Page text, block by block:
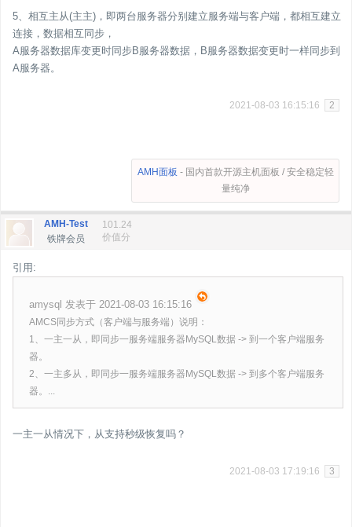
5、相互主从(主主)，即两台服务器分别建立服务端与客户端，都相互建立
连接，数据相互同步，
A服务器数据库变更时同步B服务器数据，B服务器数据变更时一样同步到
A服务器。
2021-08-03 16:15:16 2
AMH面板 - 国内首款开源主机面板 / 安全稳定轻
量纯净
AMH-Test
铁牌会员
101.24
价值分
引用:
amysql 发表于 2021-08-03 16:15:16
AMCS同步方式（客户端与服务端）说明：
1、一主一从，即同步一服务端服务器MySQL数据 -> 到一个客户端服务
器。
2、一主多从，即同步一服务端服务器MySQL数据 -> 到多个客户端服务
器。...
一主一从情况下，从支持秒级恢复吗？
2021-08-03 17:19:16 3